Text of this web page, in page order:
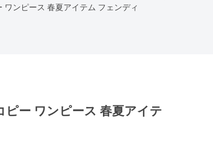
ワンピース 春夏アイテム フェンディ
ピー ワンピース 春夏アイテ